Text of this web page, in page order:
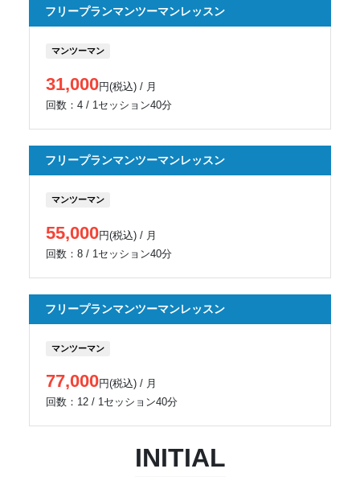
フリープランマンツーマンレッスン
マンツーマン
31,000円(税込) / 月
回数：4 / 1セッション40分
フリープランマンツーマンレッスン
マンツーマン
55,000円(税込) / 月
回数：8 / 1セッション40分
フリープランマンツーマンレッスン
マンツーマン
77,000円(税込) / 月
回数：12 / 1セッション40分
INITIAL